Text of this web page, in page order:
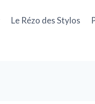
Le Rézo des Stylos